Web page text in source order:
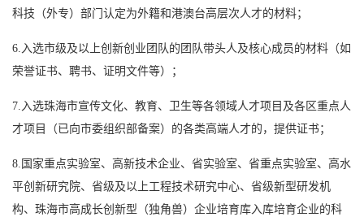
科技（外专）部门认定为外籍和港澳台高层次人才的材料；
6.入选市级及以上创新创业团队的团队带头人及核心成员的材料（如
荣誉证书、聘书、证明文件等）；
7.入选珠海市宣传文化、教育、卫生等各领域人才项目及各区重点人
才项目（已向市委组织部备案）的各类高端人才的，提供证书；
8.国家重点实验室、高新技术企业、省实验室、省重点实验室、高水
平创新研究院、省级及以上工程技术研究中心、省级新型研发机
构、珠海市高成长创新型（独角兽）企业培育库入库培育企业的科